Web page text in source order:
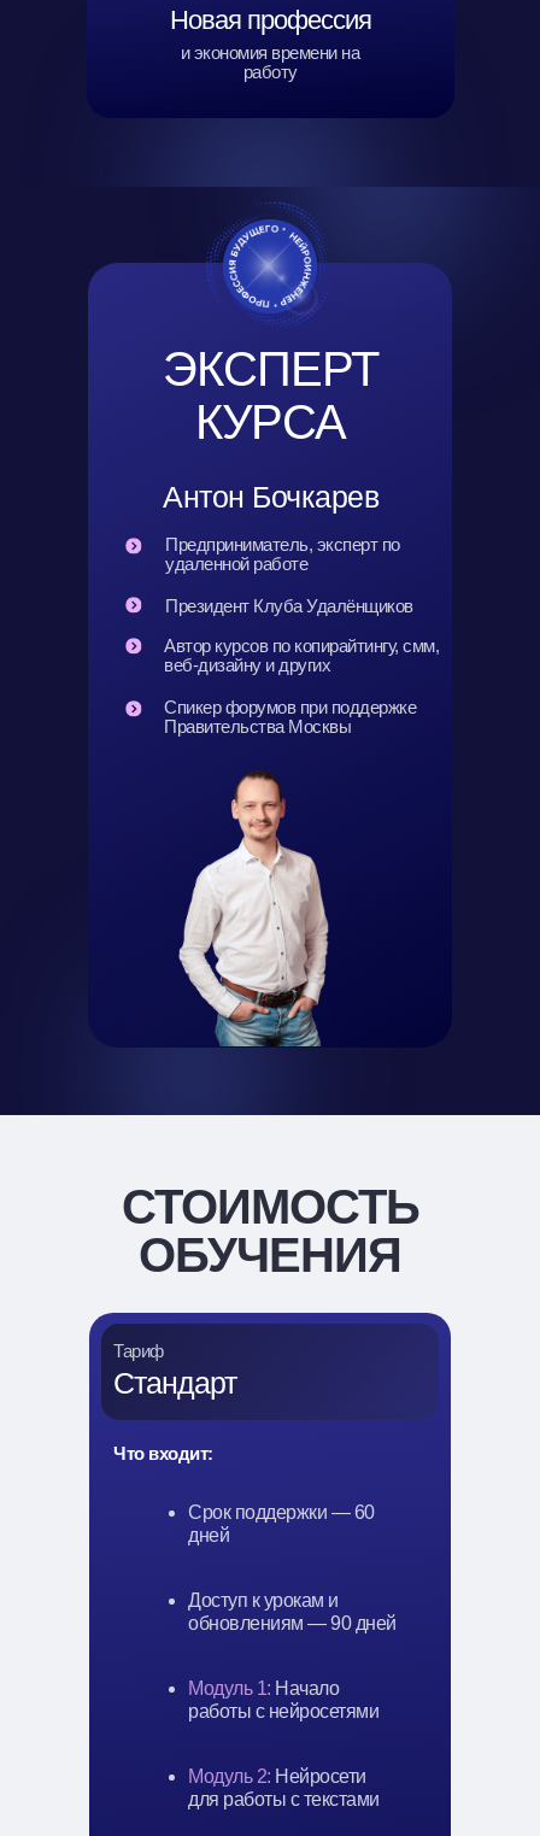
Новая профессия
и экономия времени на
работу
ЭКСПЕРТ
КУРСА
Предприниматель, эксперт по
удаленной работе
Антон Бочкарев
Президент Клуба Удалёнщиков
Автор курсов по копирайтингу, смм,
веб-дизайну и других
Спикер форумов при поддержке
Правительства Москвы
СТОИМОСТЬ
ОБУЧЕНИЯ
Что входит:
Тариф
Стандарт
Срок поддержки — 60
дней
Доступ к урокам и
обновлениям — 90 дней
Модуль 1: Начало
работы с нейросетями
Модуль 2: Нейросети
для работы с текстами